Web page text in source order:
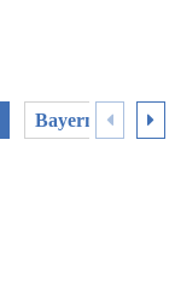
Bayernliga Süd